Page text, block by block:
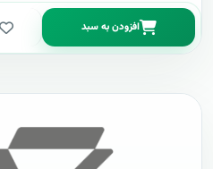
افزودن به سبد